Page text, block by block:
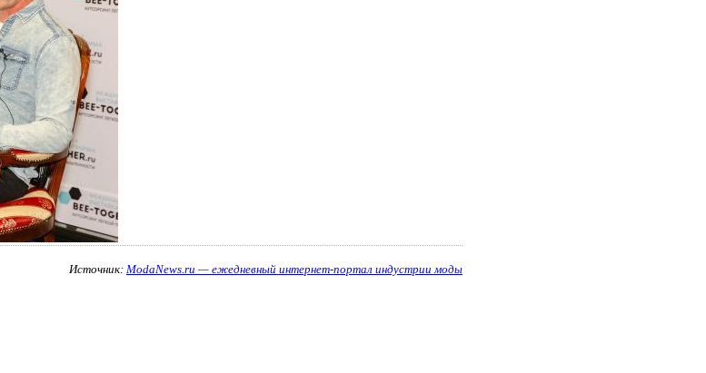
Источник: ModaNews.ru — ежедневный интернет-портал индустрии моды